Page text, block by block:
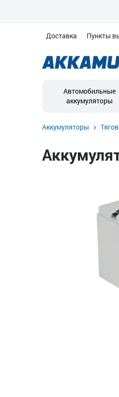
Доставка Пункты
Автомобильные
аккумуляторы
Аккумуляторы